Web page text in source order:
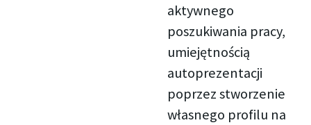
aktywnego
poszukiwania pracy,
umiejętnością
autoprezentacji
poprzez stworzenie
własnego profilu na